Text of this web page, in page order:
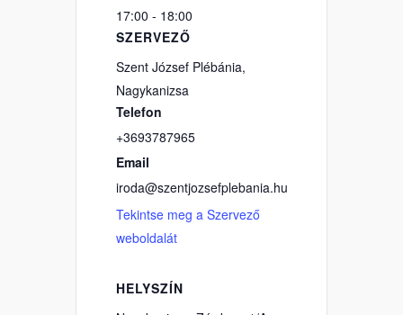
17:00 - 18:00
SZERVEZŐ
Szent József Plébánia,
Nagykanizsa
Telefon
+3693787965
Email
iroda@szentjozsefplebania.hu
Tekintse meg a Szervező
weboldalát
HELYSZÍN